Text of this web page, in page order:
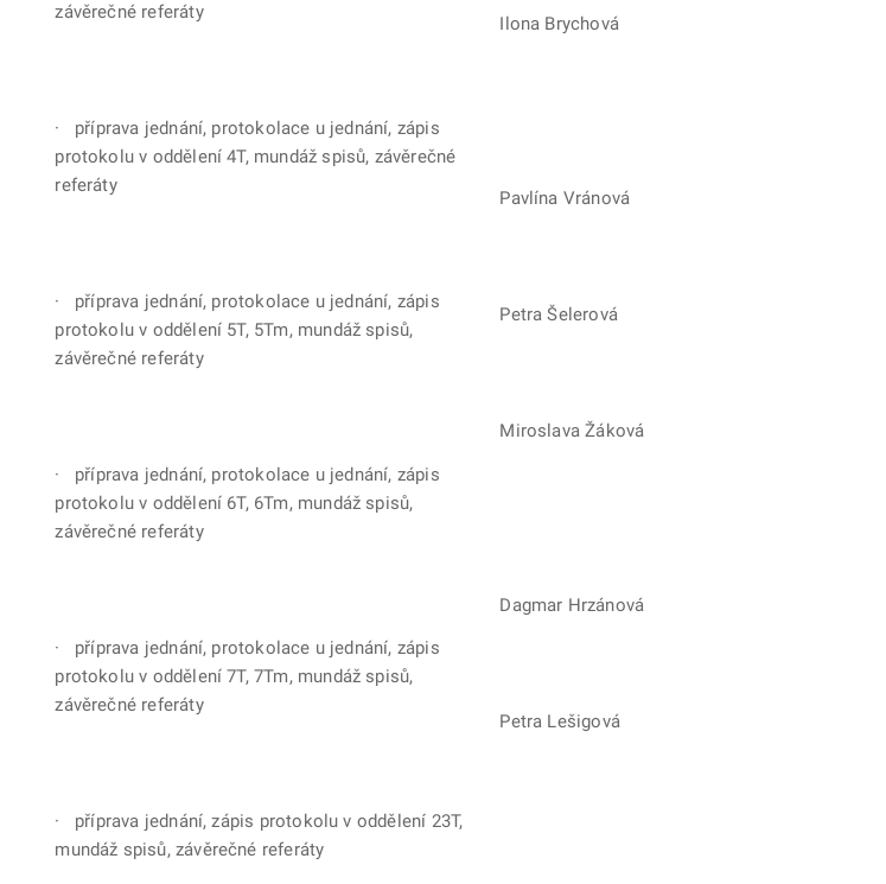
závěrečné referáty
· příprava jednání, protokolace u jednání, zápis
protokolu v oddělení 4T, mundáž spisů, závěrečné
referáty
· příprava jednání, protokolace u jednání, zápis
protokolu v oddělení 5T, 5Tm, mundáž spisů,
závěrečné referáty
· příprava jednání, protokolace u jednání, zápis
protokolu v oddělení 6T, 6Tm, mundáž spisů,
závěrečné referáty
· příprava jednání, protokolace u jednání, zápis
protokolu v oddělení 7T, 7Tm, mundáž spisů,
závěrečné referáty
· příprava jednání, zápis protokolu v oddělení 23T,
mundáž spisů, závěrečné referáty
Ilona Brychová
Pavlína Vránová
Petra Šelerová
Miroslava Žáková
Dagmar Hrzánová
Petra Lešigová